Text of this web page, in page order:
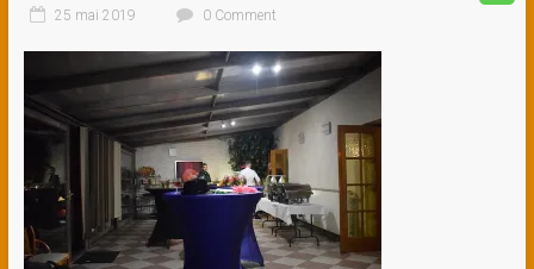
25 mai 2019 0 Comment